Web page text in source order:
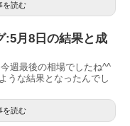
を読む
:5月8日の結果と成
週最後の相場でしたね^^
うな結果となったんでし
を読む